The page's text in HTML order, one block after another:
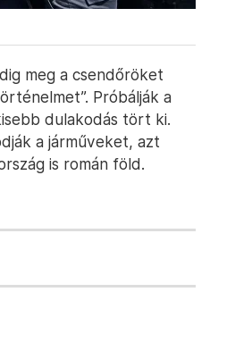
meg a csendőröket
Próbálják a
dulakodás tört ki.
a járműveket, azt
is román föld.